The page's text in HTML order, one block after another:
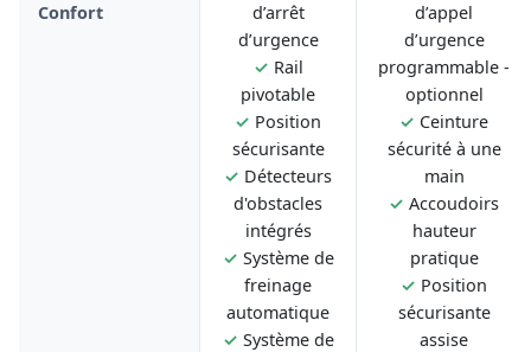
Confort
d’arrêt
d’urgence
✓ Rail
pivotable
✓ Position
sécurisante
✓ Détecteurs
d'obstacles
intégrés
✓ Système de
freinage
automatique
✓ Système de
d’appel
d’urgence
programmable -
optionnel
✓ Ceinture
sécurité à une
main
✓ Accoudoirs
hauteur
pratique
✓ Position
sécurisante
assise